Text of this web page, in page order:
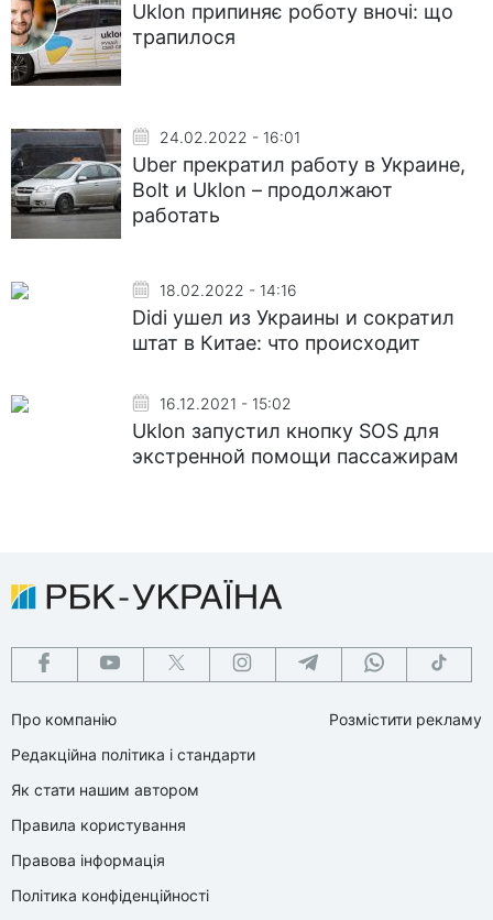
Uklon припиняє роботу вночі: що
трапилося
24.02.2022 - 16:01
Uber прекратил работу в Украине,
Bolt и Uklon – продолжают
работать
18.02.2022 - 14:16
Didi ушел из Украины и сократил
штат в Китае: что происходит
16.12.2021 - 15:02
Uklon запустил кнопку SOS для
экстренной помощи пассажирам
Про компанію
Редакційна політика і стандарти
Як стати нашим автором
Правила користування
Правова інформація
Політика конфіденційності
Розмістити рекламу